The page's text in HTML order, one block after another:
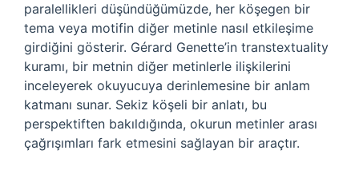
paralellikleri düşündüğümüzde, her köşegen bir
tema veya motifin diğer metinle nasıl etkileşime
girdiğini gösterir. Gérard Genette’in transtextuality
kuramı, bir metnin diğer metinlerle ilişkilerini
inceleyerek okuyucuya derinlemesine bir anlam
katmanı sunar. Sekiz köşeli bir anlatı, bu
perspektiften bakıldığında, okurun metinler arası
çağrışımları fark etmesini sağlayan bir araçtır.